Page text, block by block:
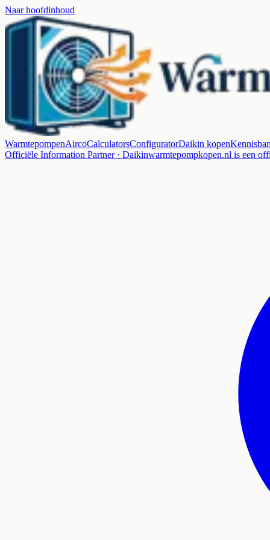
Naar hoofdinhoud
WarmtepompenAircoCalculatorsConfiguratorDaikin kopen
Officiële Information Partner · Daikinwarmtepompkopen.nl is een